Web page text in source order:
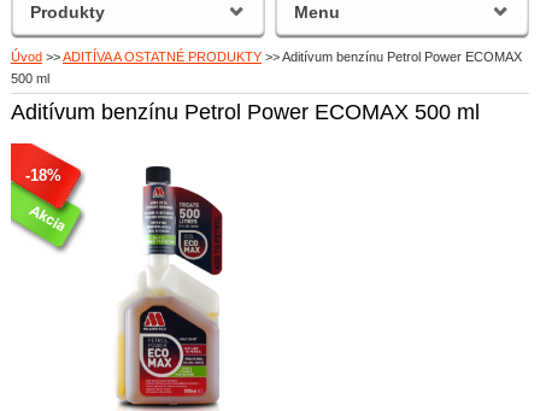
Úvod >>ADITÍVA A OSTATNÉ PRODUKTY >>Aditívum benzínu Petrol Power ECOMAX
500 ml
Aditívum benzínu Petrol Power ECOMAX 500 ml
-18%
Produkty Menu